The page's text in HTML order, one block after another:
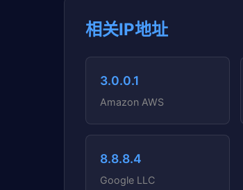
相关IP地址
3.0.0.1
Amazon AWS
8.8.8.4
Google LLC